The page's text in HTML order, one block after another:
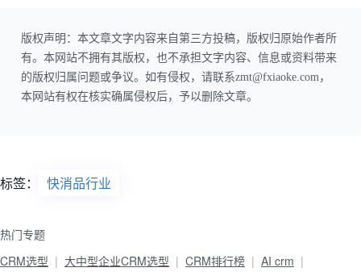
版权声明：本文章文字内容来自第三方投稿，版权归原始作者所
有。本网站不拥有其版权，也不承担文字内容、信息或资料带来
的版权归属问题或争议。如有侵权，请联系zmt@fxiaoke.com，
本网站有权在核实确属侵权后，予以删除文章。
标签： 快消品行业
热门专题
CRM选型
大中型企业CRM选型 CRM排行榜
AI crm